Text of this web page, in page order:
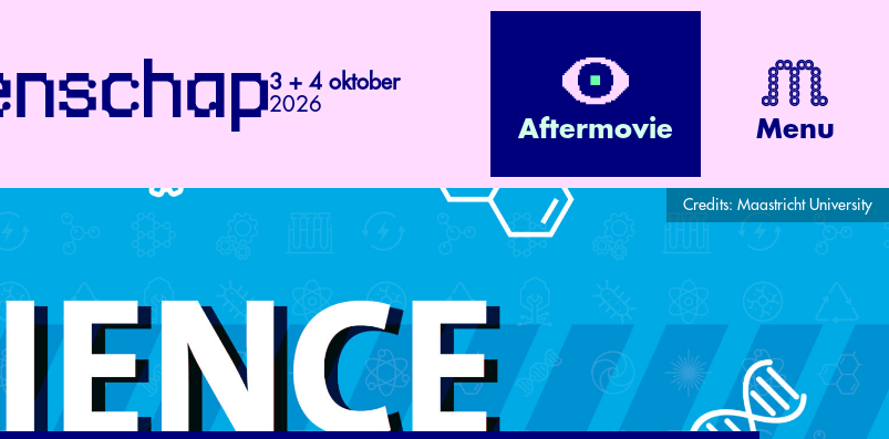
3 + 4 oktober
2026
Aftermovie Menu
Credits: Maastricht University